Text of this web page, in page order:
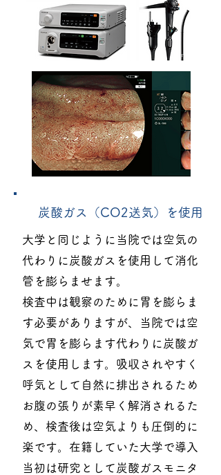
炭酸ガス（CO2送気）を使用
大学と同じように当院では空気の
代わりに炭酸ガスを使用して消化
管を膨らませます。
検査中は観察のために胃を膨らま
す必要がありますが、当院では空
気で胃を膨らます代わりに炭酸ガ
スを使用します。吸収されやすく
呼気として自然に排出されるため
お腹の張りが素早く解消されるた
め、検査後は空気よりも圧倒的に
楽です。在籍していた大学で導入
当初は研究として炭酸ガスモニタ